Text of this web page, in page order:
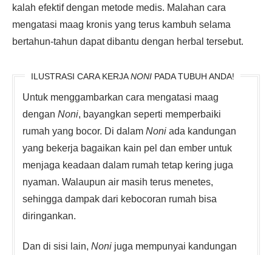
kalah efektif dengan metode medis. Malahan cara
mengatasi maag kronis yang terus kambuh selama
bertahun-tahun dapat dibantu dengan herbal tersebut.
ILUSTRASI CARA KERJANONI PADA TUBUH ANDA!
Untuk menggambarkan cara mengatasi maag
dengan Noni, bayangkan seperti memperbaiki
rumah yang bocor. Di dalam Noni ada kandungan
yang bekerja bagaikan kain pel dan ember untuk
menjaga keadaan dalam rumah tetap kering juga
nyaman. Walaupun air masih terus menetes,
sehingga dampak dari kebocoran rumah bisa
diringankan.
Dan di sisi lain, Noni juga mempunyai kandungan